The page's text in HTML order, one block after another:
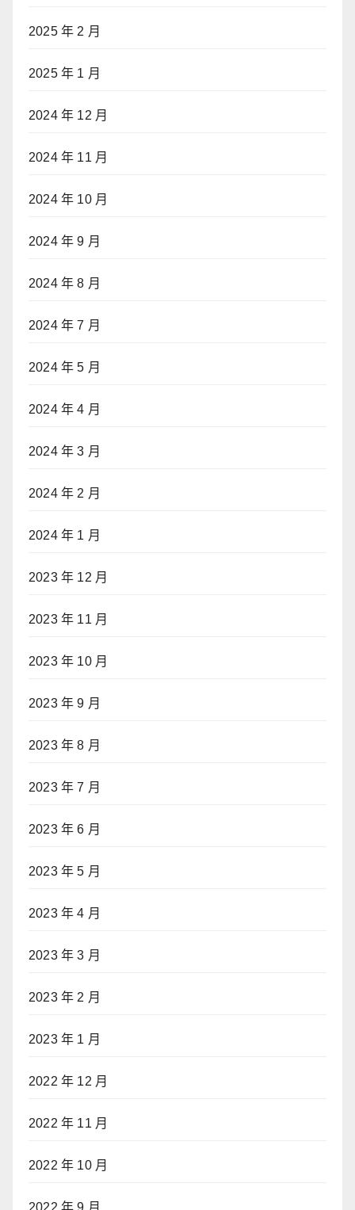
2025 年 2 月
2025 年 1 月
2024 年 12 月
2024 年 11 月
2024 年 10 月
2024 年 9 月
2024 年 8 月
2024 年 7 月
2024 年 5 月
2024 年 4 月
2024 年 3 月
2024 年 2 月
2024 年 1 月
2023 年 12 月
2023 年 11 月
2023 年 10 月
2023 年 9 月
2023 年 8 月
2023 年 7 月
2023 年 6 月
2023 年 5 月
2023 年 4 月
2023 年 3 月
2023 年 2 月
2023 年 1 月
2022 年 12 月
2022 年 11 月
2022 年 10 月